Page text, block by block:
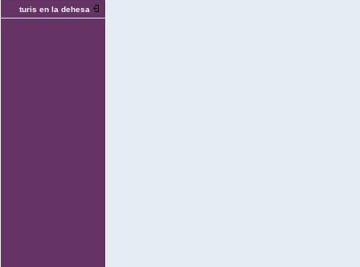
turis en la dehesa